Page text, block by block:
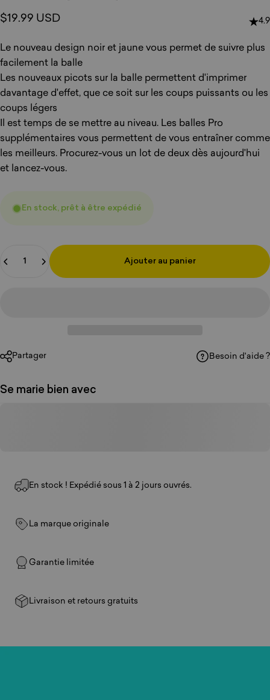
$19.99 USD 4.9
Le nouveau design noir et jaune vous permet de suivre plus
facilement la balle
Les nouveaux picots sur la balle permettent d'imprimer
davantage d'effet, que ce soit sur les coups puissants ou les
coups légers
Il est temps de se mettre au niveau. Les balles Pro
supplémentaires vous permettent de vous entraîner comme
les meilleurs. Procurez-vous un lot de deux dès aujourd'hui
et lancez-vous.
En stock, prêt à être expédié
Ajouter au panier
Partager Besoin d'aide ?
Se marie bien avec
En stock ! Expédié sous 1 à 2 jours ouvrés.
La marque originale
Garantie limitée
Livraison et retours gratuits